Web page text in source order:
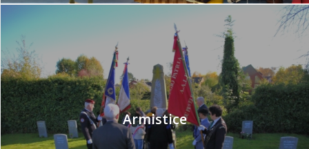
Armistice